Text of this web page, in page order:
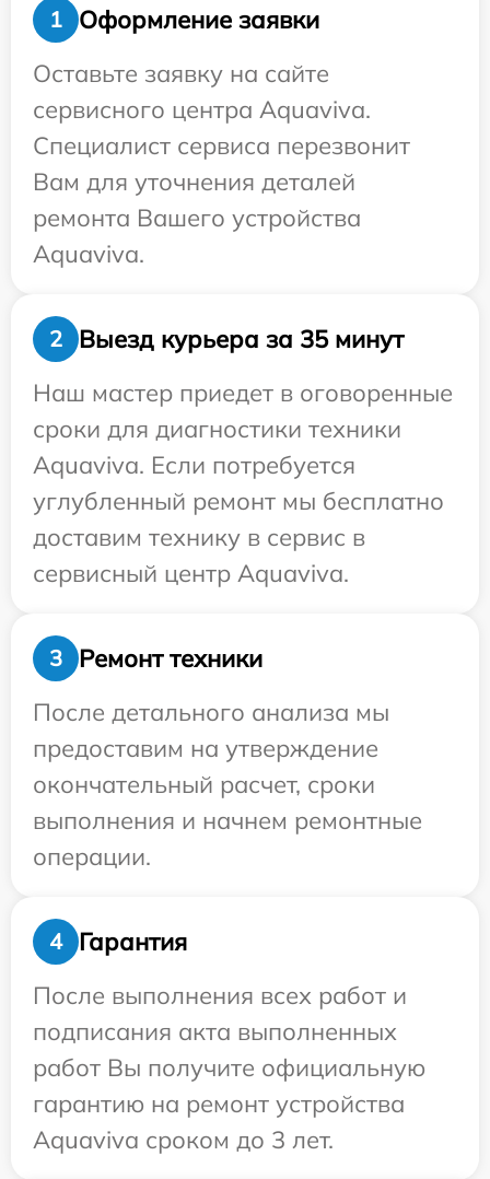
1
Оформление заявки
Оставьте заявку на сайте
сервисного центра Aquaviva.
Специалист сервиса перезвонит
Вам для уточнения деталей
ремонта Вашего устройства
Aquaviva.
2
Выезд курьера за 35 минут
Наш мастер приедет в оговоренные
сроки для диагностики техники
Aquaviva. Если потребуется
углубленный ремонт мы бесплатно
доставим технику в сервис в
сервисный центр Aquaviva.
3
Ремонт техники
После детального анализа мы
предоставим на утверждение
окончательный расчет, сроки
выполнения и начнем ремонтные
операции.
4
Гарантия
После выполнения всех работ и
подписания акта выполненных
работ Вы получите официальную
гарантию на ремонт устройства
Aquaviva сроком до 3 лет.